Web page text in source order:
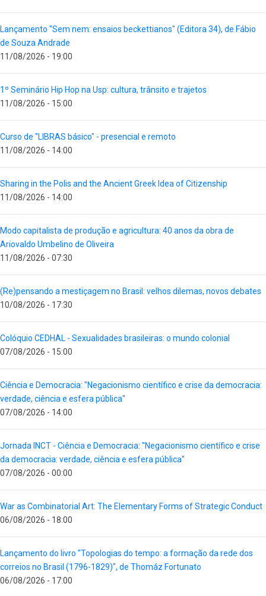
Lançamento "Sem nem: ensaios beckettianos" (Editora 34), de Fábio
de Souza Andrade
11/08/2026 - 19:00
1º Seminário Hip Hop na Usp: cultura, trânsito e trajetos
11/08/2026 - 15:00
Curso de "LIBRAS básico" - presencial e remoto
11/08/2026 - 14:00
Sharing in the Polis and the Ancient Greek Idea of Citizenship
11/08/2026 - 14:00
Modo capitalista de produção e agricultura: 40 anos da obra de
Ariovaldo Umbelino de Oliveira
11/08/2026 - 07:30
(Re)pensando a mestiçagem no Brasil: velhos dilemas, novos debates
10/08/2026 - 17:30
Colóquio CEDHAL - Sexualidades brasileiras: o mundo colonial
07/08/2026 - 15:00
Ciência e Democracia: "Negacionismo científico e crise da democracia:
verdade, ciência e esfera pública"
07/08/2026 - 14:00
Jornada INCT - Ciência e Democracia: "Negacionismo científico e crise
da democracia: verdade, ciência e esfera pública"
07/08/2026 - 00:00
War as Combinatorial Art: The Elementary Forms of Strategic Conduct
06/08/2026 - 18:00
Lançamento do livro "Topologias do tempo: a formação da rede dos
correios no Brasil (1796-1829)", de Thomáz Fortunato
06/08/2026 - 17:00